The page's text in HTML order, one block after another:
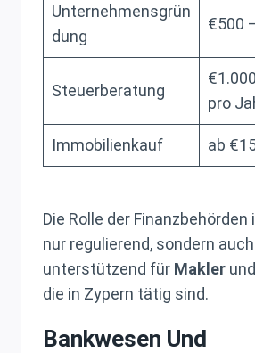
Unternehmensgrün
dung
€500
Steuerberatung
pro
Immobilienkauf ab
Die Rolle der
nur regulierend, sondern auch
unterstützend für Makler
die in Zypern tätig sind.
Bankwesen Und